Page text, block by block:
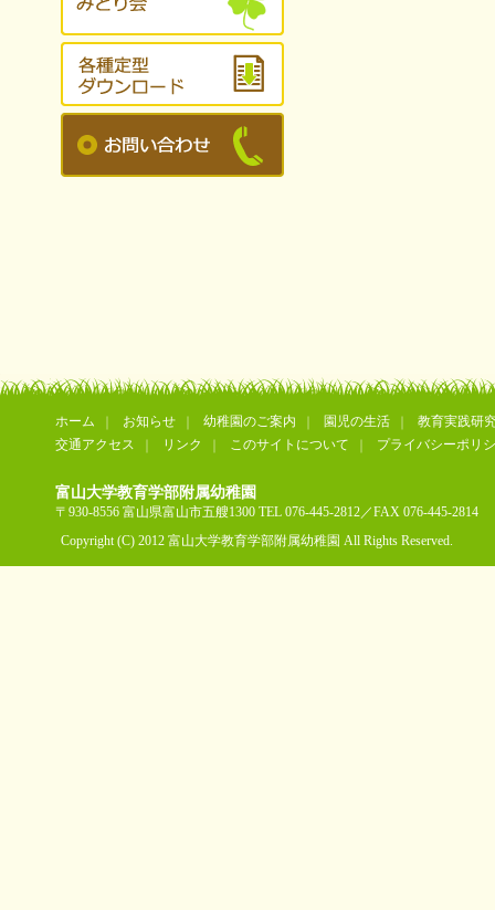
ホーム お知らせ 幼稚園のご案内 園児の生活
教育実践研
交通アクセス
リンク このサイトについて プライバシーポリ
富山大学教育学部附属幼稚園
〒930-8556 富山県富山市五艘1300 TEL 076-445-2812／FAX 076-445-2814
Copyright (C) 2012 富山大学教育学部附属幼稚園 All Rights Reserved.